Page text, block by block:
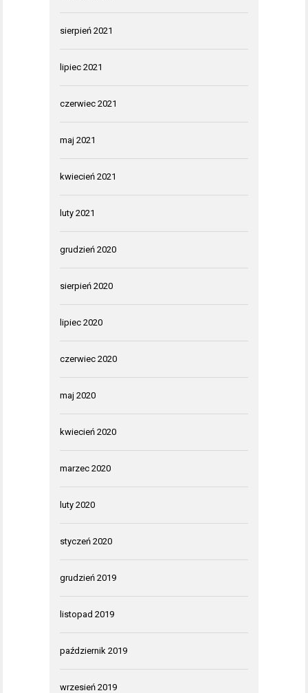
sierpień 2021
lipiec 2021
czerwiec 2021
maj 2021
kwiecień 2021
luty 2021
grudzień 2020
sierpień 2020
lipiec 2020
czerwiec 2020
maj 2020
kwiecień 2020
marzec 2020
luty 2020
styczeń 2020
grudzień 2019
listopad 2019
październik 2019
wrzesień 2019